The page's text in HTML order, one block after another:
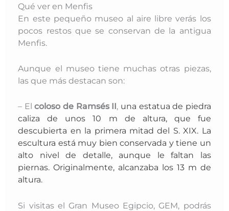
Qué ver en Menfis
En este pequeño museo al aire libre verás los
pocos restos que se conservan de la antigua
Menfis.
Aunque el museo tiene muchas otras piezas,
las que más destacan son:
– Elcoloso de Ramsés II, una estatua de piedra
caliza de unos 10 m de altura, que fue
descubierta en la primera mitad del S. XIX. La
escultura está muy bien conservada y tiene un
alto nivel de detalle, aunque le faltan las
piernas. Originalmente, alcanzaba los 13 m de
altura.
Si visitas el Gran Museo Egipcio, GEM, podrás